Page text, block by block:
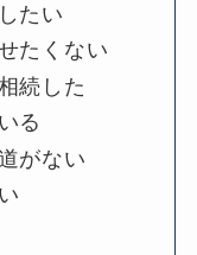
たい
たくない
続した
る
がない